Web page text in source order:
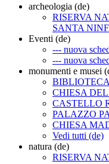
archeologia (de)
RISERVA
SANTA
Eventi (de)
--- nuova
--- nuova
monumenti e musei
CHIESA
CASTELLO
PALAZZO
CHIESA
Vedi tutti (de)
natura (de)
RISERVA